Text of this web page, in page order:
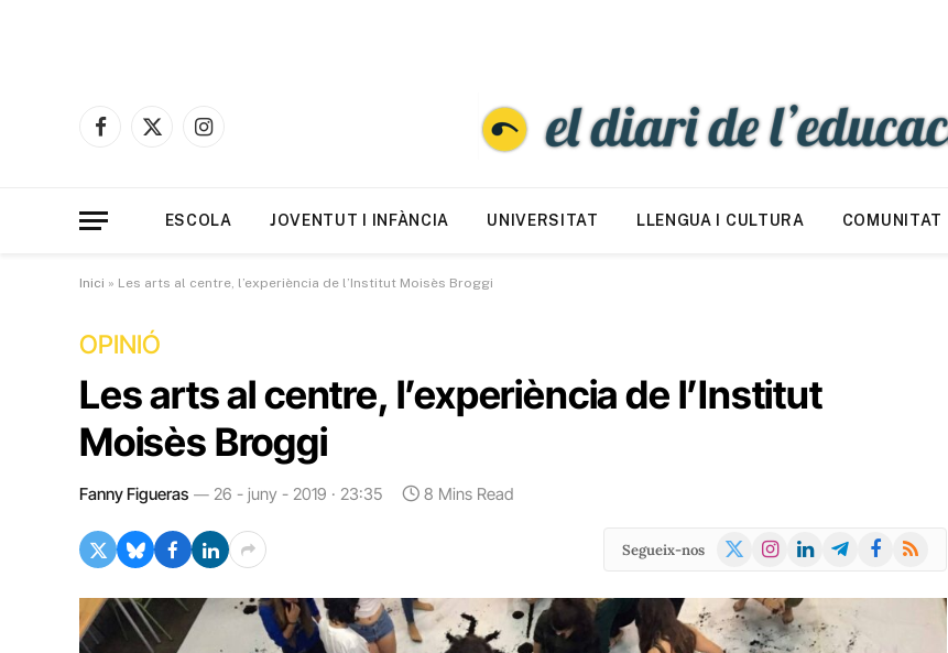
Facebook
X
Instagram
ESCOLA JOVENTUT I INFÀNCIA UNIVERSITAT LLENGUA I CULTURA COMUNITAT
Inici » Les arts al centre, l’experiència de l’Institut Moisès Broggi
OPINIÓ
Les arts al centre, l’experiència de l’Institut
Moisès Broggi
Fanny Figueras 26 - juny - 2019 · 23:35 8 Mins Read
Segueix-nos
X
Instagram
LinkedInTelegramFacebook
RSS